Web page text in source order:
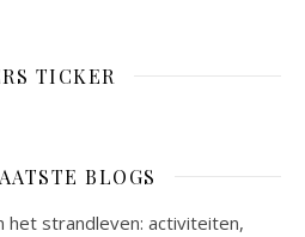
TICKER
BLOGS
het strandleven: activiteiten,